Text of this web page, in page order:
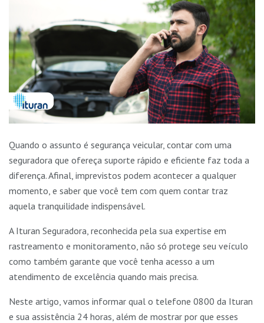
Quando o assunto é segurança veicular, contar com uma
seguradora que ofereça suporte rápido e eficiente faz toda a
diferença. Afinal, imprevistos podem acontecer a qualquer
momento, e saber que você tem com quem contar traz
aquela tranquilidade indispensável.
A Ituran Seguradora, reconhecida pela sua expertise em
rastreamento e monitoramento, não só protege seu veículo
como também garante que você tenha acesso a um
atendimento de excelência quando mais precisa.
Neste artigo, vamos informar qual o telefone 0800 da Ituran
e sua assistência 24 horas, além de mostrar por que esses